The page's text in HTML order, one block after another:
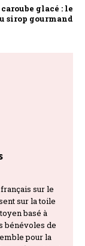
glacé : le
sirop gourmand
sur le
sur la toile
basé à
bénévoles de
pour la